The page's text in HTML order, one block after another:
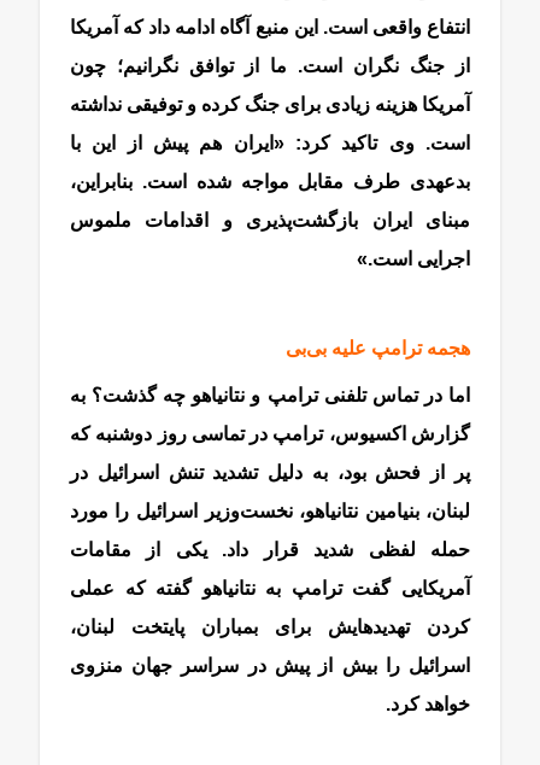
انتفاع واقعی است. این منبع آگاه ادامه داد که آمریکا
از جنگ نگران است. ما از توافق نگرانیم؛ چون
آمریکا هزینه زیادی برای جنگ کرده و توفیقی نداشته
است. وی تاکید کرد: «ایران هم پیش از این با
بدعهدی طرف مقابل مواجه شده است. بنابراین،
مبنای ایران بازگشت‌پذیری و اقدامات ملموس
اجرایی است.»
هجمه ترامپ علیه بی‌بی
اما در تماس تلفنی ترامپ و نتانیاهو چه گذشت؟ به
گزارش اکسیوس، ترامپ در تماسی روز دوشنبه که
پر از فحش بود، به دلیل تشدید تنش اسرائیل در
لبنان، بنیامین نتانیاهو، نخست‌وزیر اسرائیل را مورد
حمله لفظی شدید قرار داد. یکی از مقامات
آمریکایی گفت ترامپ به نتانیاهو گفته که عملی
کردن تهدیدهایش برای بمباران پایتخت لبنان،
اسرائیل را بیش از پیش در سراسر جهان منزوی
خواهد کرد.